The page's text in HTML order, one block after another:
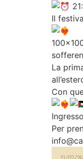
Il
La
Con
Per